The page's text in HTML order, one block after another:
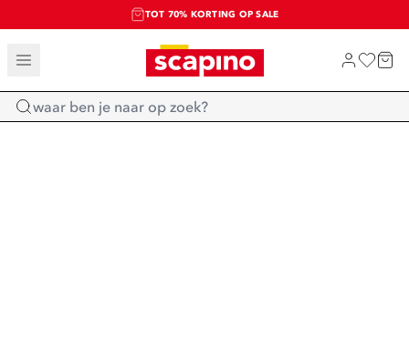
TOT 70% KORTING OP SALE
SALE: LAATSTE KANS!
SHOP NIEUW
Home